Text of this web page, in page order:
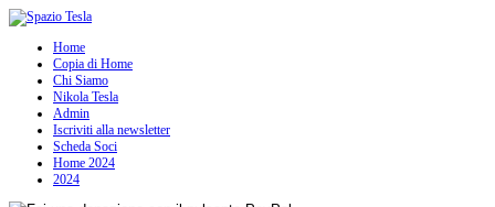
Home
Copia di Home
Chi Siamo
Nikola Tesla
Admin
Iscriviti alla newsletter
Scheda Soci
Home 2024
2024